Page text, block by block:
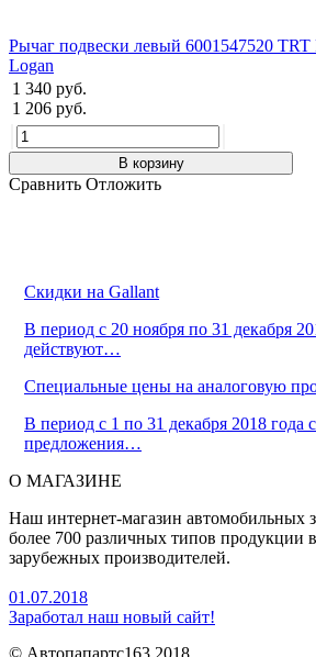
Рычаг подвески левый 6001547520 TRT
Logan
1 340 руб.
1 206 руб.
В корзину
Сравнить Отложить
Скидки на Gallant
В период с 20 ноября по 31 декабря
действуют…
Cпециальные цены на аналоговую
В период с 1 по 31 декабря 2018 года
предложения…
О МАГАЗИНЕ
Наш интернет-магазин автомобильных
более 700 различных типов продукции
зарубежных производителей.
01.07.2018
Заработал наш новый сайт!
© Автопапартс163 2018